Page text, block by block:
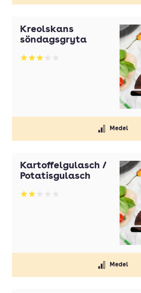
Kreolskans
söndagsgryta
Betyg: 3 av 5
Medel
Kartoffelgulasch /
Potatisgulasch
Betyg: 2 av 5
Medel